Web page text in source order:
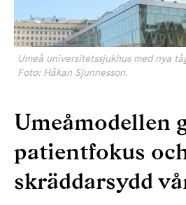
Umeå universitetssjukhus med nya
Foto: Håkan Sjunnesson.
Umeåmodellen
patientfokus
skräddarsydd